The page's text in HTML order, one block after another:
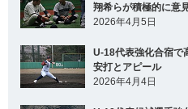
翔希らが積極的に意
2026年4月5日
U-18代表強化合宿で
安打とアピール
2026年4月4日